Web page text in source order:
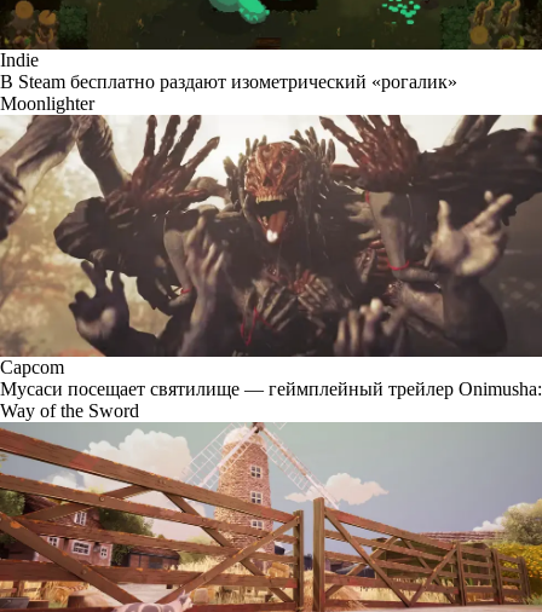
Indie
В Steam бесплатно раздают изометрический «рогалик»
Moonlighter
Capcom
Мусаси посещает святилище — геймплейный трейлер Onimusha:
Way of the Sword